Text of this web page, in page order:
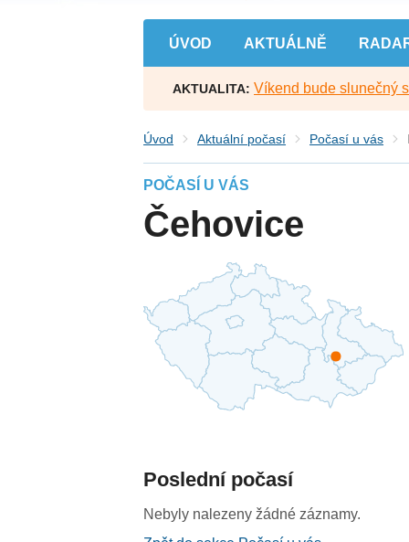
ÚVOD AKTUÁLNĚ
AKTUALITA: Víkend bude slunečný
Úvod Aktuální počasí Počasí u vás
POČASÍ U VÁS
Čehovice
Poslední počasí
Nebyly nalezeny žádné záznamy.